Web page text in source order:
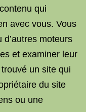
qui
avec vous. Vous
moteurs
et examiner leur
un site qui
du site
ou une